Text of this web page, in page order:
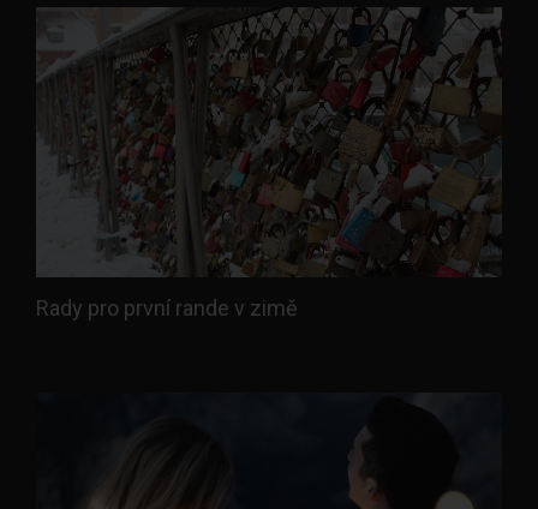
Rady pro první rande v zimě